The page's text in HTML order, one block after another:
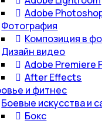
Adobe
Фотография
Композиция в
Дизайн видео
Adobe Premiere
After Effects
и фитнес
Боевые искусства и
Бокс